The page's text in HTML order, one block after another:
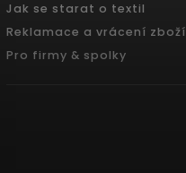
Jak se starat o textil
Reklamace a vrácení zboží
Pro firmy & spolky